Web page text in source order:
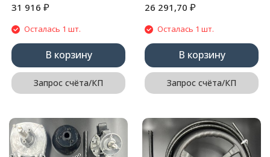
31 916 ₽
Осталась 1 шт.
В корзину
Запрос счёта/КП
26 291,70 ₽
Осталась 1 шт.
В корзину
Запрос счёта/КП